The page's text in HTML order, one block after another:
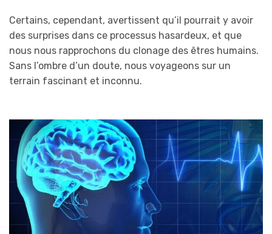
Certains, cependant, avertissent qu’il pourrait y avoir
des surprises dans ce processus hasardeux, et que
nous nous rapprochons du clonage des êtres humains.
Sans l’ombre d’un doute, nous voyageons sur un
terrain fascinant et inconnu.